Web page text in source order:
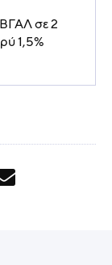
σε 2
1,5%